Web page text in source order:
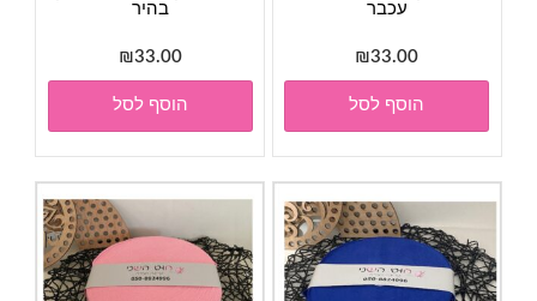
עכבר
₪33.00
הוסף לסל
בהיר
₪33.00
הוסף לסל